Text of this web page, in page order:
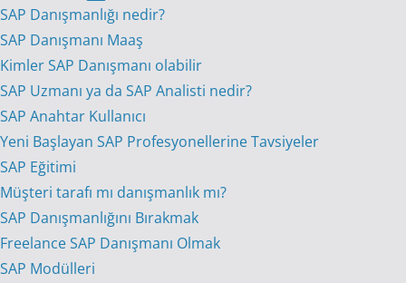
SAP Danışmanlığı nedir?
SAP Danışmanı Maaş
Kimler SAP Danışmanı olabilir
SAP Uzmanı ya da SAP Analisti nedir?
SAP Anahtar Kullanıcı
Yeni Başlayan SAP Profesyonellerine Tavsiyeler
SAP Eğitimi
Müşteri tarafı mı danışmanlık mı?
SAP Danışmanlığını Bırakmak
Freelance SAP Danışmanı Olmak
SAP Modülleri